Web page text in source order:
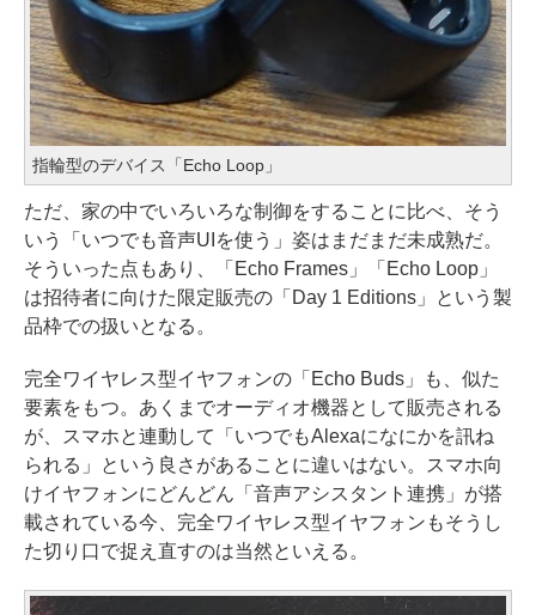
指輪型のデバイス「Echo Loop」
ただ、家の中でいろいろな制御をすることに比べ、そう
いう「いつでも音声UIを使う」姿はまだまだ未成熟だ。
そういった点もあり、「Echo Frames」「Echo Loop」
は招待者に向けた限定販売の「Day 1 Editions」という製
品枠での扱いとなる。
完全ワイヤレス型イヤフォンの「Echo Buds」も、似た
要素をもつ。あくまでオーディオ機器として販売される
が、スマホと連動して「いつでもAlexaになにかを訊ね
られる」という良さがあることに違いはない。スマホ向
けイヤフォンにどんどん「音声アシスタント連携」が搭
載されている今、完全ワイヤレス型イヤフォンもそうし
た切り口で捉え直すのは当然といえる。